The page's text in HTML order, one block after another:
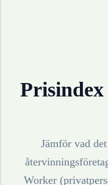
Jämför vad
Worker